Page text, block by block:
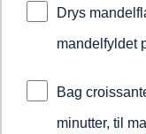
Drys
mandelfyldet
Bag
minutter, til